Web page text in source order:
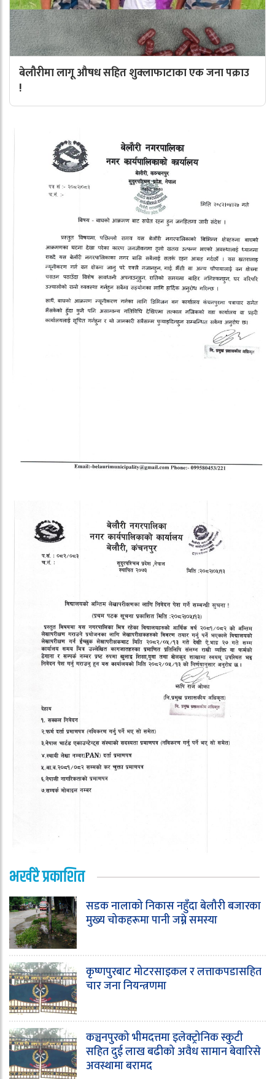
बेलौरीमा लागू औषध सहित शुक्लाफाटाका एक जना पक्राउ
!
भर्खरै प्रकाशित
सडक नालाको निकास नहुँदा बेलौरी बजारका
मुख्य चोकहरूमा पानी जम्ने समस्या
कृष्णपुरबाट मोटरसाइकल र लत्ताकपडासहित
चार जना नियन्त्रणमा
कञ्चनपुरको भीमदत्तमा इलेक्ट्रोनिक स्कुटी
सहित दुई लाख बढीको अवैध सामान बेवारिसे
अवस्थामा बरामद